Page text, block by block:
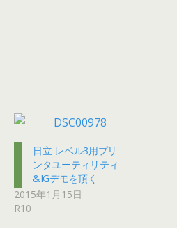
日立 レベル3用プリ
ンタユーティリティ
&IGデモを頂く
2015年1月15日
R10